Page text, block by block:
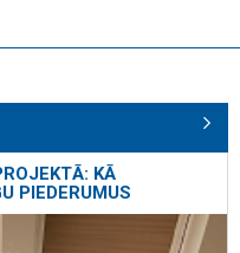
KĀ
PIEDERUMUS